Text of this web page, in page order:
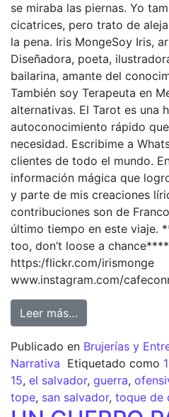
se miraba las piernas. Yo
cicatrices, pero trato de
la pena. Iris MongeSoy Iris,
Diseñadora, poeta,
bailarina, amante del
También soy Terapeuta en
alternativas. El Tarot es una
autoconocimiento rápido
necesidad. Escribime a
clientes de todo el mundo.
información mágica que
y parte de mis creaciones
contribuciones son de
último tiempo en este viaje.
too, don’t loose a
https:/flickr.com/irismonge
www.instagram.com/
Leer más…
Publicado en Brujerías y
Narrativa Etiquetado como
15, el salvador, guerra,
tope, san salvador, toque de